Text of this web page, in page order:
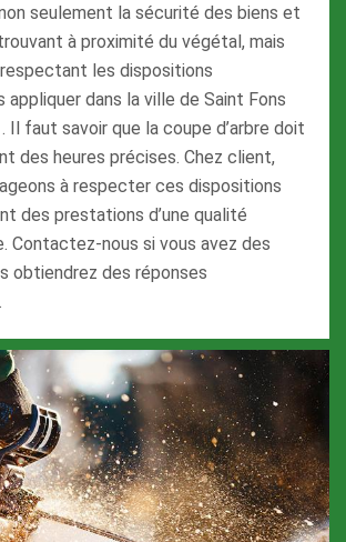
seulement la sécurité des biens et
à proximité du végétal, mais
les dispositions
appliquer dans la ville de Saint Fons
Il faut savoir que la coupe d’arbre doit
des heures précises. Chez client,
à respecter ces dispositions
des prestations d’une qualité
Contactez-nous si vous avez des
obtiendrez des réponses